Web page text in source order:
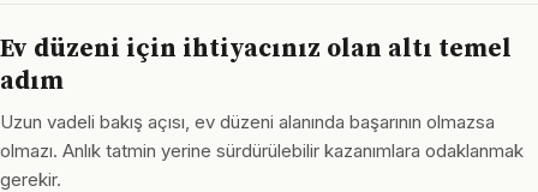
Ev düzeni için ihtiyacınız olan altı temel
adım
Uzun vadeli bakış açısı, ev düzeni alanında başarının olmazsa
olmazı. Anlık tatmin yerine sürdürülebilir kazanımlara odaklanmak
gerekir.